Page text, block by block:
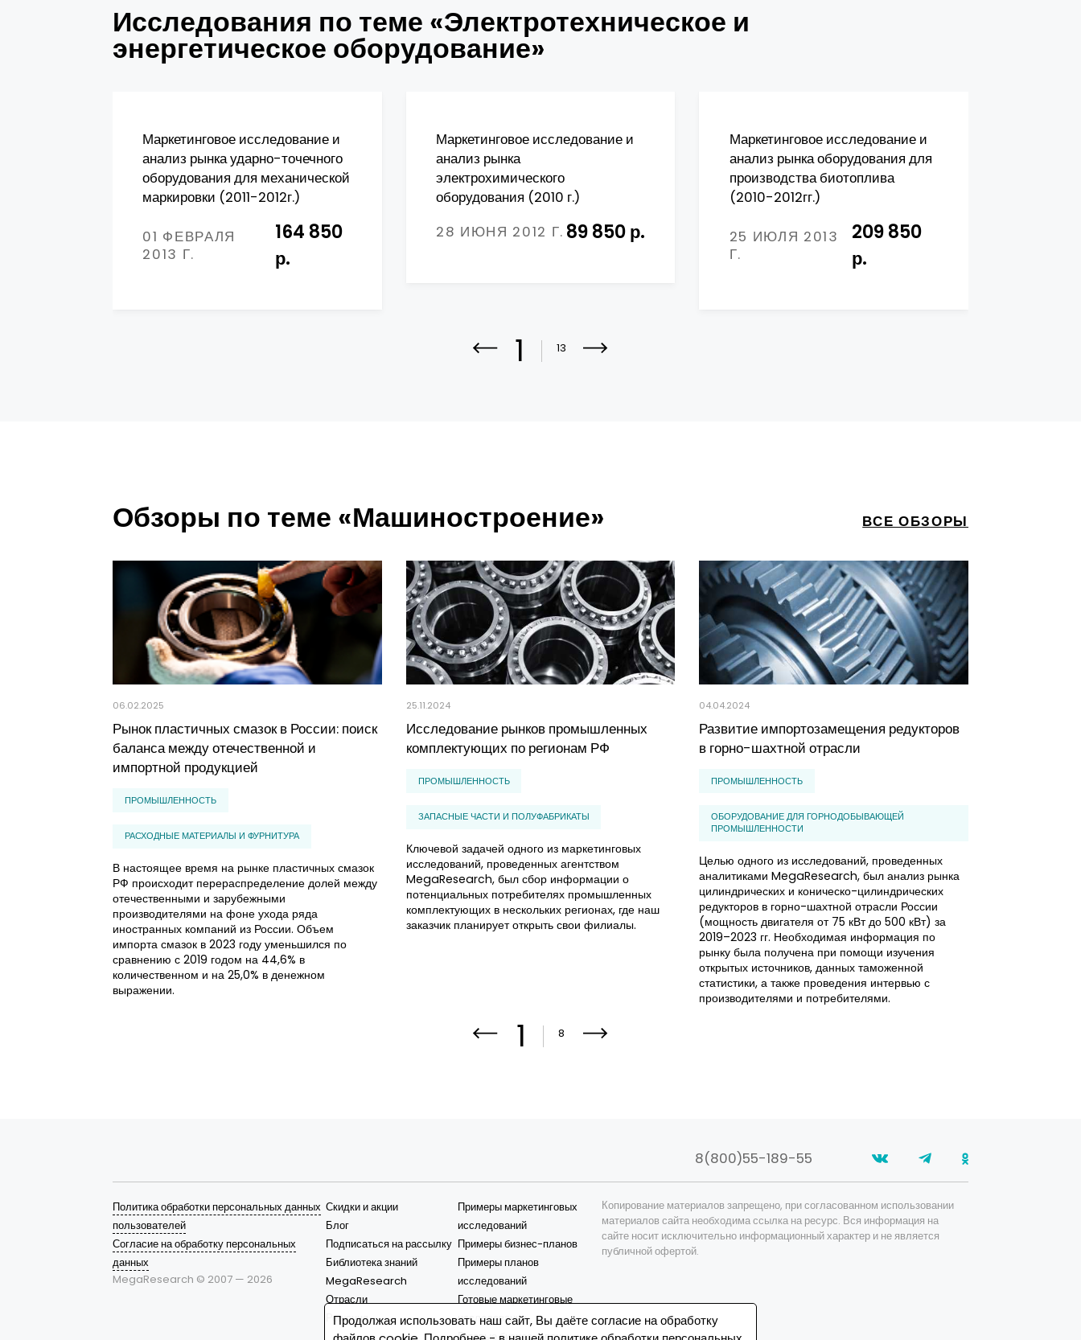
Исследования по теме «Электротехническое и
энергетическое оборудование»
Маркетинговое исследование и
анализ рынка ударно-точечного
оборудования для механической
маркировки (2011-2012г.)
01 ФЕВРАЛЯ
2013 Г.
164 850
р.
Маркетинговое исследование и
анализ рынка
электрохимического
оборудования (2010 г.)
28 ИЮНЯ 2012 Г. 89 850 р.
Маркетинговое исследование и
анализ рынка оборудования для
производства биотоплива
(2010-2012гг.)
25 ИЮЛЯ 2013
Г.
209 850
р.
1 13
Обзоры по теме «Машиностроение» ВСЕ ОБЗОРЫ
06.02.2025
Рынок пластичных смазок в России: поиск
баланса между отечественной и
импортной продукцией
ПРОМЫШЛЕННОСТЬ
РАСХОДНЫЕ МАТЕРИАЛЫ И ФУРНИТУРА
В настоящее время на рынке пластичных смазок
РФ происходит перераспределение долей между
отечественными и зарубежными
производителями на фоне ухода ряда
иностранных компаний из России. Объем
импорта смазок в 2023 году уменьшился по
сравнению с 2019 годом на 44,6% в
количественном и на 25,0% в денежном
выражении.
25.11.2024
Исследование рынков промышленных
комплектующих по регионам РФ
ПРОМЫШЛЕННОСТЬ
ЗАПАСНЫЕ ЧАСТИ И ПОЛУФАБРИКАТЫ
Ключевой задачей одного из маркетинговых
исследований, проведенных агентством
MegaResearch, был сбор информации о
потенциальных потребителях промышленных
комплектующих в нескольких регионах, где наш
заказчик планирует открыть свои филиалы.
04.04.2024
Развитие импортозамещения редукторов
в горно-шахтной отрасли
ПРОМЫШЛЕННОСТЬ
ОБОРУДОВАНИЕ ДЛЯ ГОРНОДОБЫВАЮЩЕЙ
ПРОМЫШЛЕННОСТИ
Целью одного из исследований, проведенных
аналитиками MegaResearch, был анализ рынка
цилиндрических и коническо-цилиндрических
редукторов в горно-шахтной отрасли России
(мощность двигателя от 75 кВт до 500 кВт) за
2019–2023 гг. Необходимая информация по
рынку была получена при помощи изучения
открытых источников, данных таможенной
статистики, а также проведения интервью с
производителями и потребителями.
1 8
8(800)55-189-55
Политика обработки персональных данных
пользователей
Согласие на обработку персональных
данных
MegaResearch © 2007 — 2026
Скидки и акции
Блог
Подписаться на рассылку
Библиотека знаний
MegaResearch
Отрасли
Решения
Примеры маркетинговых
исследований
Примеры бизнес-планов
Примеры планов
исследований
Готовые маркетинговые
исследования
Готовые бизнес-планы
Копирование материалов запрещено, при согласованном использовании
материалов сайта необходима ссылка на ресурс. Вся информация на
сайте носит исключительно информационный характер и не является
публичной офертой.
Продолжая использовать наш сайт, Вы даёте согласие на обработку